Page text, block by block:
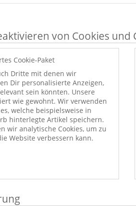
von Cookies und
Cookie-Paket
Dritte mit denen wir
Dir personalisierte Anzeigen,
sein könnten. Unsere
wie gewohnt. Wir verwenden
welche beispielsweise in
hinterlegte Artikel speichern.
wir analytische Cookies, um zu
Website verbessern kann.